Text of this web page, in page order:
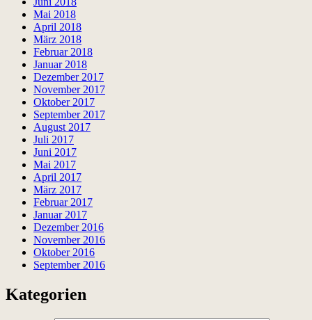
Mai 2018
April 2018
März 2018
Februar 2018
Januar 2018
Dezember 2017
November 2017
Oktober 2017
September 2017
August 2017
Juli 2017
Juni 2017
Mai 2017
April 2017
März 2017
Februar 2017
Januar 2017
Dezember 2016
November 2016
Oktober 2016
September 2016
Kategorien